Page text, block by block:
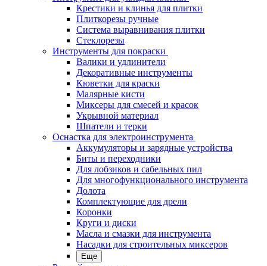
Крестики и клинья для плитки
Плиткорезы ручные
Система выравнивания плитки
Стеклорезы
Инструменты для покраски
Валики и удлинители
Декоративные инструменты
Кюветки для краски
Малярные кисти
Миксеры для смесей и красок
Укрывной материал
Шпатели и терки
Оснастка для электроинструмента
Аккумуляторы и зарядные устройства
Биты и переходники
Для лобзиков и сабельных пил
Для многофункционального инструмента
Долота
Комплектующие для дрели
Коронки
Круги и диски
Масла и смазки для инструмента
Насадки для строительных миксеров
Еще